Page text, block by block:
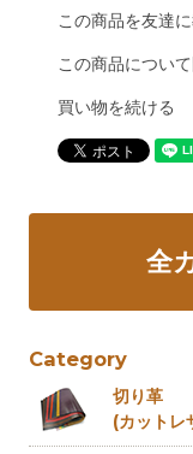
この商品を友達
この商品につい
買い物を続ける
全
Category
切り革
(カットレ